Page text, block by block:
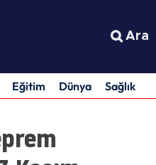
Ara
Eğitim Dünya Sağlık